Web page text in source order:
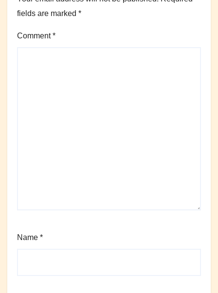
fields are marked *
Comment*
Name *